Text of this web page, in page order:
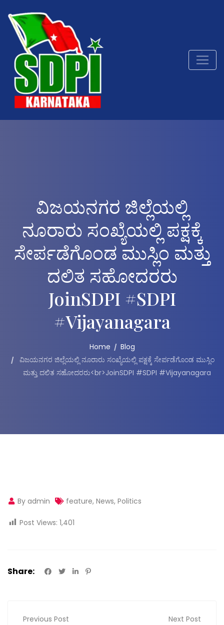
ವಿಜಯನಗರ ಜಿಲ್ಲೆಯಲ್ಲಿ
ನೂರಾರು ಸಂಖ್ಯೆಯಲ್ಲಿ ಪಕ್ಷಕ್ಕೆ
ಸೇರ್ಪಡೆಗೊಂಡ ಮುಸ್ಲಿಂ ಮತ್ತು
ದಲಿತ ಸಹೋದರರು
JoinSDPI #SDPI
#Vijayanagara
Home
Blog
ವಿಜಯನಗರ ಜಿಲ್ಲೆಯಲ್ಲಿ ನೂರಾರು ಸಂಖ್ಯೆಯಲ್ಲಿ ಪಕ್ಷಕ್ಕೆ ಸೇರ್ಪಡೆಗೊಂಡ ಮುಸ್ಲಿಂ
ಮತ್ತು ದಲಿತ ಸಹೋದರರು<br>JoinSDPI #SDPI #Vijayanagara
By admin feature, News, Politics
Post Views: 1,401
Share:
Previous Post Next Post